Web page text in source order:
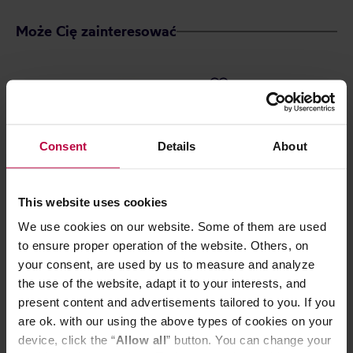
Consent Details About
This website uses cookies
We use cookies on our website. Some of them are used
to ensure proper operation of the website. Others, on
your consent, are used by us to measure and analyze
the use of the website, adapt it to your interests, and
present content and advertisements tailored to you. If you
are ok. with our using the above types of cookies on your
device, click the “Allow all” button. You can change your
Może Cię zainteresować
Mount Caramel - Syrop Wiśniowy
200 ml
Mount
Jabłkowy